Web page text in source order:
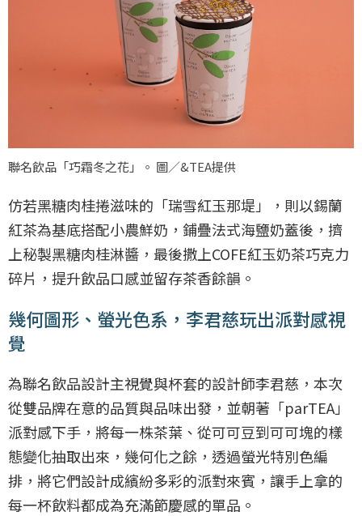
聯名飲品「巧霜冬之花」。 圖／&TEA提供
仿若黑糖肉桂捲滋味的「瑞雪紅玉那堤」，則以錫蘭
紅茶為基底搭配小農鮮奶，鋪疊法式海鹽奶蓋後，擠
上秘製黑糖肉桂淋醬，最後撒上COFE紅玉奶茶巧克力
碎片，提升飲品口感並留存茶香餘韻。
幾何圖形、螢光色系，李君慈玩出派對感視
覺
為聯名飲品設計主視覺與杯套的設計師李君慈，本次
從雙品牌在意的品質與品味出發，並朝著「parTEA」
派對感下手，將每一株茶葉、從可可豆到可可塊的樣
態變化抽取出來，幾何化之餘，透過螢光特別色編
排，將它們設計成繽紛多彩的派對來賓，讓手上拿的
每一杯飲料都成為充滿節慶感的單品。